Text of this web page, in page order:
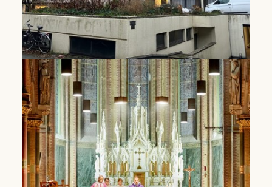
Student housing Leuven
The community in Leuven facilitates study
facilities for brothers from various Dominican
provinces and housing for students in Leuven.
Lees Meer